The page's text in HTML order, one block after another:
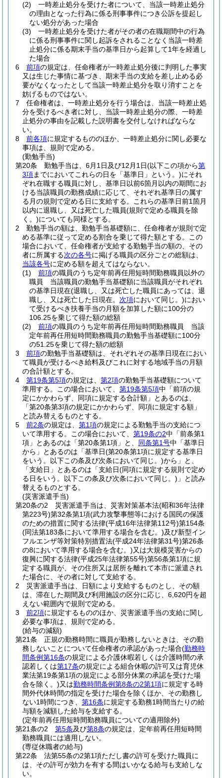
(2)
一時差止処分を受けた者について、当該一時差止処分
の理由となった行為に係る刑事事件につき公訴を提起し
ない処分があった場合
(3)
一時差止処分を受けた者がその者の在職期間中の行為
に係る刑事事件に関し起訴をされることなく当該一時差
止処分に係る期末手当の基準日から起算して1年を経過し
た場合
6
前項の規定は、任命権者が一時差止処分後に判明した事実
又は生じた事情に基づき、期末手当の支給を差し止める必
要がなくなったとして当該一時差止処分を取り消すことを
妨げるものではない。
7
任命権者は、一時差止処分を行う場合は、当該一時差止処
分を受けるべき者に対し、当該一時差止処分の際、一時差
止処分の事由を記載した説明書を交付しなければならな
い。
8
前各項に規定するもののほか、一時差止処分に関し必要な
事項は、規則で定める。
(勤勉手当)
第20条
勤勉手当は、6月1日及び12月1日(以下この項から第
3項までにおいてこれらの日を「基準日」という。)にそれ
ぞれ在職する職員に対し、基準日以前6箇月以内の期間にお
ける当該職員の勤務成績に応じて、それぞれ基準日の属す
る月の規則で定める日に支給する。
これらの基準日前1箇月
以内に退職し、又は死亡した職員(規則で定める職員を除
く。)についても同様とする。
2
勤勉手当の額は、勤勉手当基礎額に、任命権者が規則で定
める基準に従って定める割合を乗じて得た額とする。
この
場合において、任命権者が支給する勤勉手当の額の、その
者に所属する次の各号に掲げる職員の区分ごとの総額は、
当該各号に定める額を超えてはならない。
(1)
前項の職員のうち定年前再任用短時間勤務職員以外の
職員 当該職員の勤勉手当基礎額に当該職員がそれぞれ
の基準日現在(退職し、又は死亡した職員にあっては、退
職し、又は死亡した日現在。 次項において同じ。)におい
て受けるべき扶養手当の月額を加算した額に100分の
106.25を乗じて得た額の総額
(2)
前項の職員のうち定年前再任用短時間勤務職員 当該
定年前再任用短時間勤務職員の勤勉手当基礎額に100分
の51.25を乗じて得た額の総額
3
前項の勤勉手当基礎額は、それぞれその基準日現在におい
て職員が受けるべき給料及びこれに対する地域手当の月額
の合計額とする。
4
第19条第5項の規定は、 第2項の勤勉手当基礎額について
準用する。
この場合において、 第19条第5項中「前項の規
定にかかわらず、同項に規定する合計額」とあるのは、
「第20条第3項の規定にかかわらず、同項に規定する額」
と読み替えるものとする。
5
前2条の規定は、 第1項の規定による勤勉手当の支給につ
いて準用する。
この場合において、 第19条の2中「前条第1
項」とあるのは「第20条第1項」と、 同条第1号中「基準日
から」とあるのは「基準日(第20条第1項に規定する基準日
をいう。以下この条及び次条において同じ。)から」と、
「支給日」とあるのは「支給日(同項に規定する規則で定め
る日をいう。以下この条及び次条において同じ。) 」と読み
替えるものとする。
(災害派遣手当)
第20条の2
災害派遣手当は、災害対策基本法(昭和36年法律
第223号)第32条第1項(武力攻撃事態等における国民の保護
のための措置に関する法律(平成16年法律第112号)第154条
(同法第183条において準用する場合を含む。)及び新型イン
フルエンザ等対策特別措置法(平成24年法律第31号)第26条
の8において準用する場合を含む。)又は大規模災害からの
復興に関する法律(平成25年法律第55号)第56条第1項に規
定する職員が、その住所又は居所を離れて本市に派遣され
た場合に、その者に対して支給する。
2
災害派遣手当は、日額により支給するものとし、その額
は、滞在した期間及び利用施設の区分に応じ、6,620円を超
えない範囲内で規則で定める。
3
前2項に規定するもののほか、災害派遣手当の支給に関し
必要な事項は、規則で定める。
(給与の減額)
第21条
正規の勤務時間に職員が勤務しないときは、その勤
務しないことについて任命権者の承認があった場合(勤務時
間条例第16条の規定による介護休暇若しくは介護時間の承
認若しくは第17条の規定による組合休暇の許可又は育児休
業法第19条第1項の規定による部分休業の承認を受けた場
合を除く。)又は勤務時間条例第8条の2第1項に規定する時
間外代休時間の指定を受けた場合を除くほか、その勤務し
ない1時間につき、 第16条に規定する勤務1時間当たりの給
与額を減額した給与を支給する。
(定年前再任用短時間勤務職員についての適用除外)
第21条の2
第5条及び第8条の規定は、定年前再任用短時間
勤務職員には適用しない。
(専従休職者の給与)
第22条
法第55条の2第1項ただし書の許可を受けた職員に
は、その許可が効力を有する間はいかなる給与も支給しな
い。